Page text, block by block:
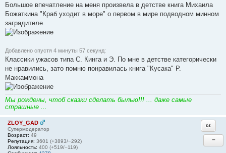
Большое впечатление на меня произвела в детстве книга Михаила
Божаткина "Краб уходит в море" о первом в мире подводном минном
заградителе.
Добавлено спустя 4 минуты 57 секунд:
Классики ужасов типа С. Кинга и Э. По мне в детстве категорически
не нравились, зато помню понравилась книга "Кусака" Р.
Маккаммона
Мы рождены, чтоб сказки сделать былью!!! ... даже самые
страшные ...
ZLOY_GAD
Супермодератор
Возраст: 49
Репутация: 3601 (+3893/−292)
Лояльность: 400 (+519/−119)
−